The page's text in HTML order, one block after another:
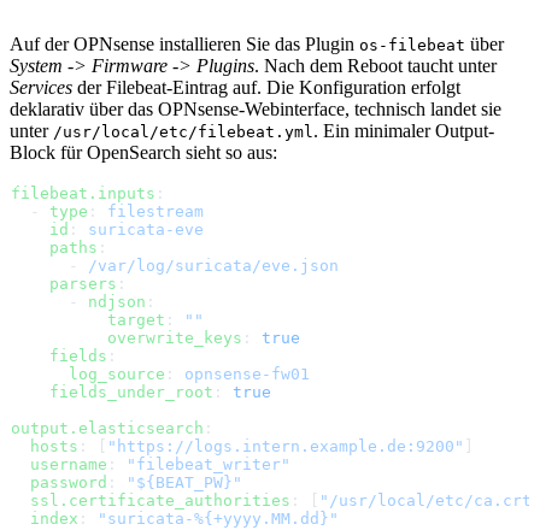
Auf der OPNsense installieren Sie das Plugin os-filebeat über
System -> Firmware -> Plugins. Nach dem Reboot taucht unter
Services der Filebeat-Eintrag auf. Die Konfiguration erfolgt
deklarativ über das OPNsense-Webinterface, technisch landet sie
unter /usr/local/etc/filebeat.yml. Ein minimaler Output-
Block für OpenSearch sieht so aus:
filebeat.inputs :
  -
type : filestream
    id
: suricata-eve
    paths
:
      -
/var/log/suricata/eve.json
    parsers
:
      -
ndjson :
          target
:
""
          overwrite_keys
: true
    fields
:
      log_source
: opnsense-fw01
    fields_under_root
: true
output.elasticsearch :
  hosts
: [ "https://logs.intern.example.de:9200"
  username
:
"filebeat_writer"
  password
:
"${BEAT_PW}"
  ssl.certificate_authorities
: [
"/usr/local/etc/ca.crt"
  index
:
"suricata-%{+yyyy.MM.dd}"